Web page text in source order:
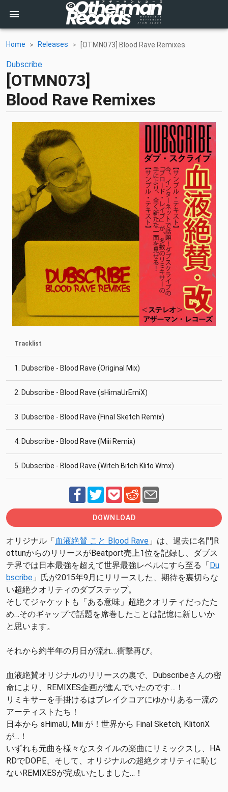
Home Releases [OTMN073] Blood Rave Remixes
Dubscribe
[OTMN073]
Blood Rave Remixes
Tracklist
1. Dubscribe - Blood Rave (Original Mix)
2. Dubscribe - Blood Rave (sHimaUrEmiX)
3. Dubscribe - Blood Rave (Final Sketch Remix)
4. Dubscribe - Blood Rave (Miii Remix)
5. Dubscribe - Blood Rave (Witch Bitch Klito Wmx)
DOWNLOAD
オリジナル「 血液絶賛 こと Blood Rave 」は、過去に名門R
ottunからのリリースがBeatport売上1位を記録し、ダブス
テ界では日本最強を超えて世界最強レベルにすら至る「 Du
bscribe 」氏が2015年9月にリリースした、期待を裏切らな
い超絶クオリティのダブステップ。
そしてジャケットも「ある意味」超絶クオリティだったた
め…そのギャップで話題を席巻したことは記憶に新しいか
と思います。
それから約半年の月日が流れ…衝撃再び。
血液絶賛オリジナルのリリースの裏で、Dubscribeさんの密
命により、REMIXES企画が進んでいたのです…！
リミキサーを手掛けるはブレイクコアにゆかりある一流の
アーティストたち！
日本から sHimaU, Miii が！世界から Final Sketch, KlitoriX
が…！
いずれも元曲を様々なスタイルの楽曲にリミックスし、HA
RDでDOPE、そして、オリジナルの超絶クオリティに恥じ
ないREMIXESが完成いたしました…！